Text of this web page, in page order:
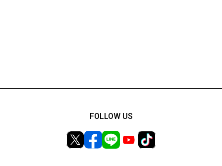
FOLLOW US